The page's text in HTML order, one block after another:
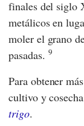
finales del siglo
metálicos en
moler el grano
pasadas. 9
Para obtener
cultivo y
trigo.